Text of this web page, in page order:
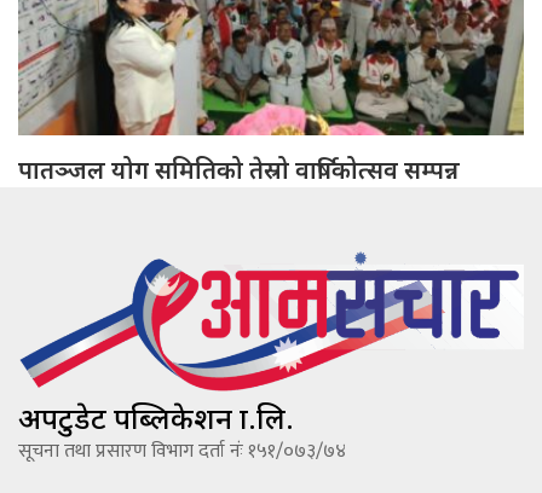
पातञ्जल योग समितिको तेस्रो वार्षिकोत्सव सम्पन्न
अपटुडेट पब्लिकेशन प्रा.लि.
सूचना तथा प्रसारण विभाग दर्ता नंः १५१/०७३/७४